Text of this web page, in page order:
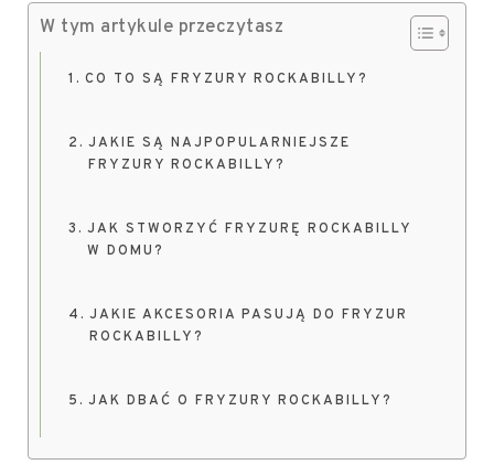
W tym artykule przeczytasz
CO TO SĄ FRYZURY ROCKABILLY?
JAKIE SĄ NAJPOPULARNIEJSZE
FRYZURY ROCKABILLY?
JAK STWORZYĆ FRYZURĘ ROCKABILLY
W DOMU?
JAKIE AKCESORIA PASUJĄ DO FRYZUR
ROCKABILLY?
JAK DBAĆ O FRYZURY ROCKABILLY?